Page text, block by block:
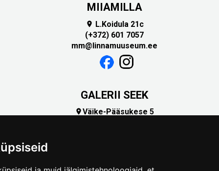
MIIAMILLA
 L.Koidula 21c
(+372) 601 7057
mm@linnamuuseum.ee
GALERII SEEK
Väike-Pääsukese 5